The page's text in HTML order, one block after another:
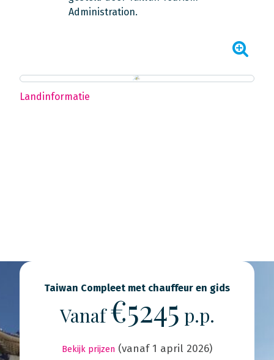
Administration.
Landinformatie
Taiwan Compleet met chauffeur en gids
Vanaf€5245 p.p.
Bekijk prijzen (vanaf 1 april 2026)